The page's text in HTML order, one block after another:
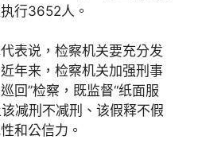
行3652人。
表说，检察机关要充分发
年来，检察机关加强刑事
回”检察，既监督“纸面服
减刑不减刑、该假释不假
和公信力。